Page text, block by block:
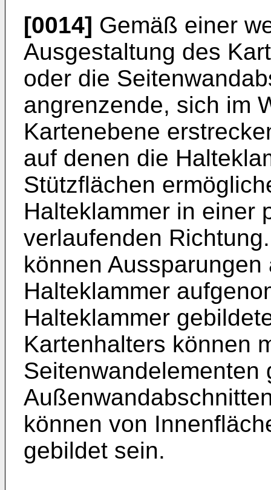
[0014] Gemäß einer
Ausgestaltung des
oder die
angrenzende, sich im
Kartenebene
auf denen die
Stützflächen
Halteklammer in einer
verlaufenden
können
Halteklammer
Halteklammer
Kartenhalters können
Seitenwandelementen
können von
gebildet sein.